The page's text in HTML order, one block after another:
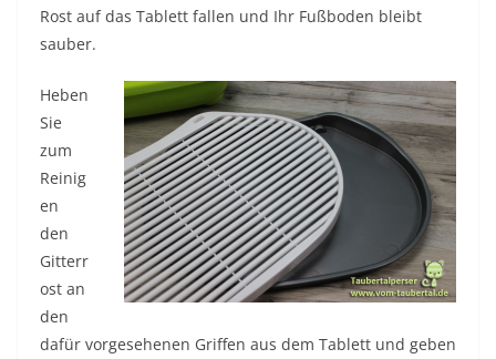
Rost auf das Tablett fallen und Ihr Fußboden bleibt
sauber.
Heben
Sie
zum
Reinig
en
den
Gitterr
ost an
den
dafür vorgesehenen Griffen aus dem Tablett und geben